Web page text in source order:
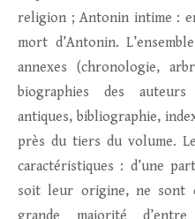
religion ; Antonin intime :
mort d’Antonin.
annexes (chronologie,
biographies des
antiques, bibliographie,
près du tiers du volume.
caractéristiques : d’une
soit leur origine, ne sont